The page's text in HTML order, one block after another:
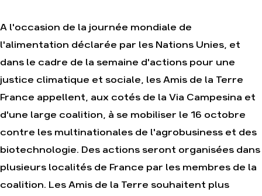
Agir
terrain
Agir au quotidien
Soutenir les
campagnes
Transmettre tout ou
partie de son
patrimoine
Télécharger
guides éco-citoyens
Nos
thématiques
Climat – Énergie
Surproduction
Agriculture
Finance
Multinationales
Forêts
A l'occasion de la journée mondiale de
l'alimentation déclarée par les Nations Unies, et
dans le cadre de la semaine d'actions pour une
justice climatique et sociale, les Amis de la Terre
France appellent, aux cotés de la Via Campesina et
d'une large coalition, à se mobiliser le 16 octobre
contre les multinationales de l'agrobusiness et des
biotechnologie. Des actions seront organisées dans
plusieurs localités de France par les membres de la
coalition. Les Amis de la Terre souhaitent plus